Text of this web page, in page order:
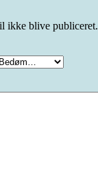
ikke blive publiceret.